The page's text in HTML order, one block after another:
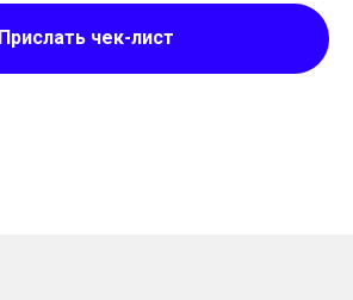
Прислать чек-лист